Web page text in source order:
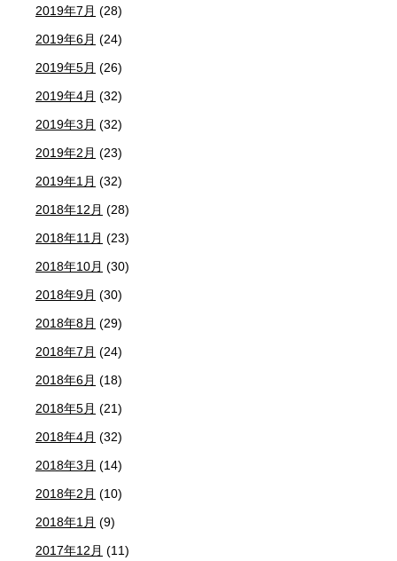
2019年7月 (28)
2019年6月 (24)
2019年5月 (26)
2019年4月 (32)
2019年3月 (32)
2019年2月 (23)
2019年1月 (32)
2018年12月 (28)
2018年11月 (23)
2018年10月 (30)
2018年9月 (30)
2018年8月 (29)
2018年7月 (24)
2018年6月 (18)
2018年5月 (21)
2018年4月 (32)
2018年3月 (14)
2018年2月 (10)
2018年1月 (9)
2017年12月 (11)